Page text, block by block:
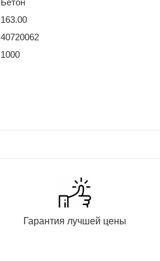
Бетон
163.00
40720062
1000
Гарантия лучшей цены